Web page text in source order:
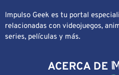
Impulso Geek es tu portal
relacionadas con videojuegos,
series, películas y más.
ACERCA DE